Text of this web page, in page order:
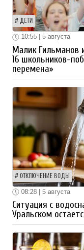
ДЕТИ
10:55 | 5 августа
Малик Гильманов
16 школьников-
перемена»
ОТКЛЮЧЕНИЕ ВОДЫ
08:28 | 5 августа
Ситуация с
Уральском